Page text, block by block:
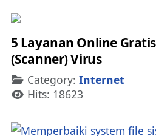
5 Layanan Online
(Scanner) Virus
Details
Category: Internet
Hits: 18623